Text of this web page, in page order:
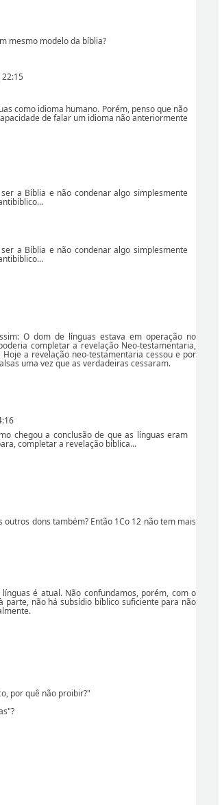
mesmo modelo da bíblia?
como idioma humano. Porém, penso que não
de falar um idioma não anteriormente
a Bíblia e não condenar algo simplesmente
a Bíblia e não condenar algo simplesmente
O dom de línguas estava em operação no
completar a revelação Neo-testamentaria,
a revelação neo-testamentaria cessou e por
uma vez que as verdadeiras cessaram.
chegou a conclusão de que as línguas eram
completar a revelação bíblica...
dons também? Então 1Co 12 não tem mais
é atual. Não confundamos, porém, com o
parte, não há subsídio bíblico suficiente para não
por quê não proibir?"